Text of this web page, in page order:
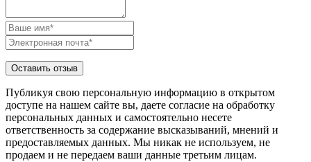
Публикуя свою персональную информацию в открытом
доступе на нашем сайте вы, даете согласие на обработку
персональных данных и самостоятельно несете
ответственность за содержание высказываний, мнений и
предоставляемых данных. Мы никак не используем, не
продаем и не передаем ваши данные третьим лицам.